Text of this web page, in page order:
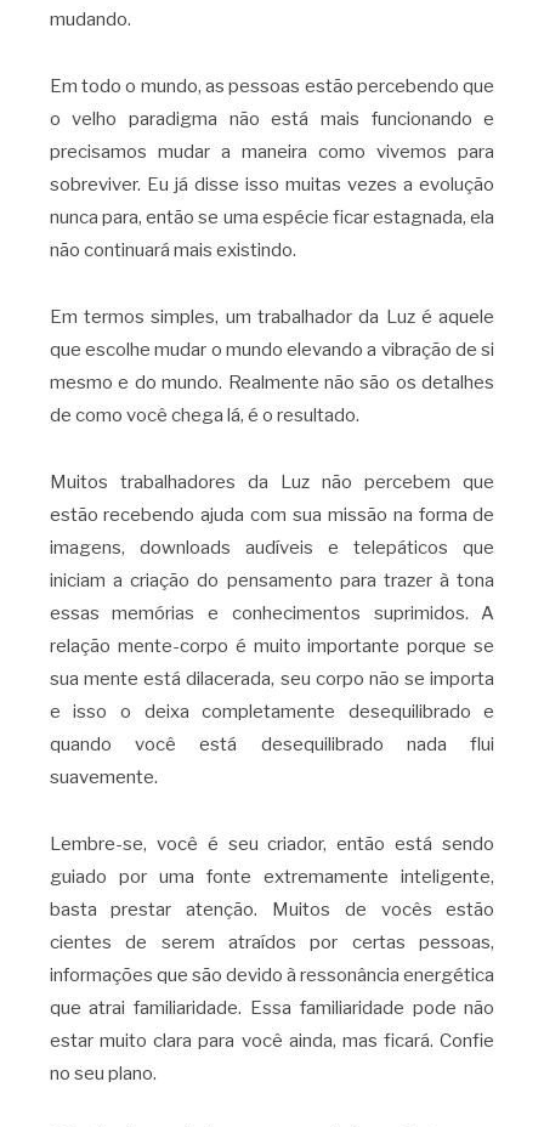
mudando.
Em todo o mundo, as pessoas estão percebendo que
o velho paradigma não está mais funcionando e
precisamos mudar a maneira como vivemos para
sobreviver. Eu já disse isso muitas vezes a evolução
nunca para, então se uma espécie ficar estagnada, ela
não continuará mais existindo.
Em termos simples, um trabalhador da Luz é aquele
que escolhe mudar o mundo elevando a vibração de si
mesmo e do mundo. Realmente não são os detalhes
de como você chega lá, é o resultado.
Muitos trabalhadores da Luz não percebem que
estão recebendo ajuda com sua missão na forma de
imagens, downloads audíveis e telepáticos que
iniciam a criação do pensamento para trazer à tona
essas memórias e conhecimentos suprimidos. A
relação mente-corpo é muito importante porque se
sua mente está dilacerada, seu corpo não se importa
e isso o deixa completamente desequilibrado e
quando você está desequilibrado nada flui
suavemente.
Lembre-se, você é seu criador, então está sendo
guiado por uma fonte extremamente inteligente,
basta prestar atenção. Muitos de vocês estão
cientes de serem atraídos por certas pessoas,
informações que são devido à ressonância energética
que atrai familiaridade. Essa familiaridade pode não
estar muito clara para você ainda, mas ficará. Confie
no seu plano.